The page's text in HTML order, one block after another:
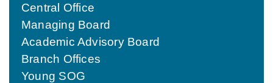
Central Office
Managing Board
Academic Advisory Board
Branch Offices
Young SOG